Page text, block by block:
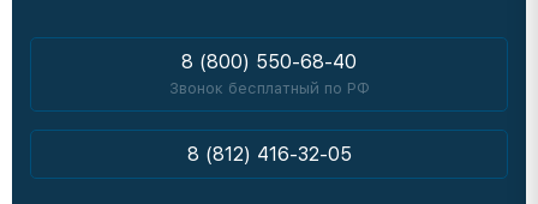
8 (800) 550-68-40
Звонок бесплатный по РФ
8 (812) 416-32-05